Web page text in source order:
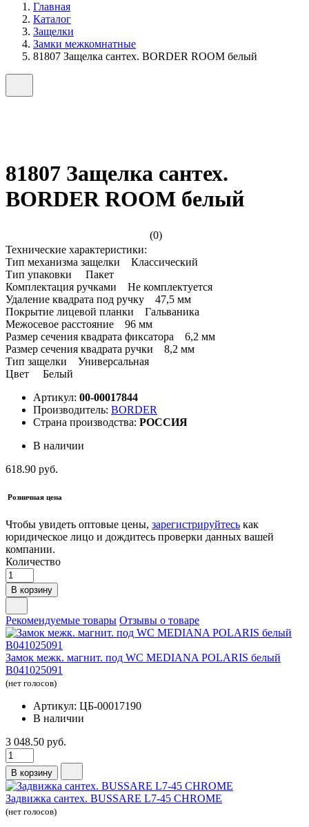
Главная
Каталог
Защелки
Замки межкомнатные
81807 Защелка сантех. BORDER ROOM белый
81807 Защелка сантех.
BORDER ROOM белый
(0)
Технические характеристики:
Тип механизма защелки Классический
Тип упаковки Пакет
Комплектация ручками Не комплектуется
Удаление квадрата под ручку 47,5 мм
Покрытие лицевой планки Гальваника
Межосевое расстояние 96 мм
Размер сечения квадрата фиксатора 6,2 мм
Размер сечения квадрата ручки 8,2 мм
Тип защелки Универсальная
Цвет Белый
Артикул: 00-00017844
Производитель: BORDER
Страна производства: РОССИЯ
В наличии
618.90 руб.
Розничная цена
Чтобы увидеть оптовые цены, зарегистрируйтесь как
юридическое лицо и дождитесь проверки данных вашей
компании.
Количество
В корзину
Рекомендуемые товары Отзывы о товаре
Замок межк. магнит. под WC MEDIANA POLARIS белый
В041025091
(нет голосов)
Артикул: ЦБ-00017190
В наличии
3 048.50 руб.
В корзину
Задвижка сантех. BUSSARE L7-45 CHROME
(нет голосов)